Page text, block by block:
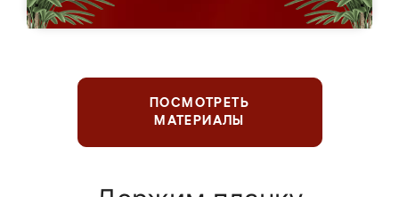
ПОСМОТРЕТЬ
МАТЕРИАЛЫ